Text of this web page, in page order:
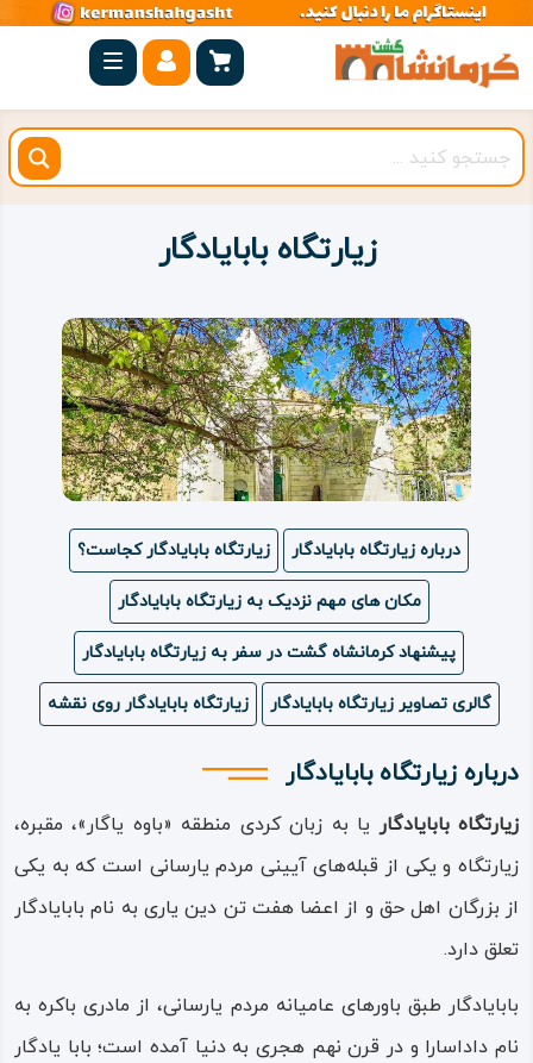
صفحه
اصلی
کرمانشاه
شهرستان
روستاهای
اقامتگاه
زیارتگاه بابایادگار
درباره زیارتگاه بابایادگار زیارتگاه بابایادگار کجاست؟
مکان های مهم نزدیک به زیارتگاه بابایادگار
پیشنهاد کرمانشاه گشت در سفر به زیارتگاه بابایادگار
گالری تصاویر زیارتگاه بابایادگار زیارتگاه بابایادگار روی نقشه
درباره زیارتگاه بابایادگار
زیارتگاه بابایادگاریا به زبان کردی منطقه «باوه یاگار»، مقبره،
زیارتگاه و یکی از قبله‌های آیینی مردم یارسانی است که به یکی
از بزرگان اهل حق و از اعضا هفت تن دین یاری به نام بابایادگار
تعلق دارد.
بابایادگار طبق باورهای عامیانه مردم یارسانی، از مادری باکره به
نام داداسارا و در قرن نهم هجری به دنیا آمده است؛ بابا یادگار